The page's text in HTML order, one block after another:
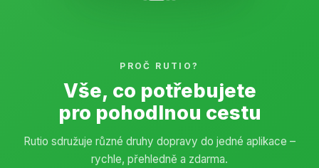
PROČ RUTIO?
Vše, co potřebujete
pro pohodlnou cestu
Rutio sdružuje různé druhy dopravy do jedné aplikace –
rychle, přehledně a zdarma.